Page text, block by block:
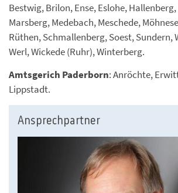
Bestwig, Brilon, Ense, Eslohe,
Marsberg, Medebach, Meschede,
Rüthen, Schmallenberg, Soest, Sundern,
Werl, Wickede (Ruhr), Winterberg.
Amtsgerich Paderborn: Anröchte,
Lippstadt.
Ansprechpartner